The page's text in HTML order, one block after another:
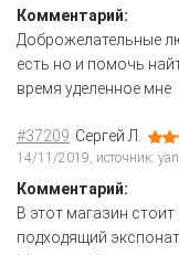
Комментарий:
Доброжелательные
есть но и помочь
время уделенное мне
#37209 Сергей Л.
14/11/2019, источник:
Комментарий:
В этот магазин
подходящий